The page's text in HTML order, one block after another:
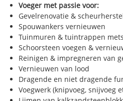
Voeger met passie voor:
Gevelrenovatie &
Spouwankers vernieuwen
Tuinmuren & tuintrappen
Schoorsteen voegen &
Reinigen & impregneren van
Vernieuwen van lood
Dragende en niet dragende
Voegwerk (knipvoeg, snijvoeg